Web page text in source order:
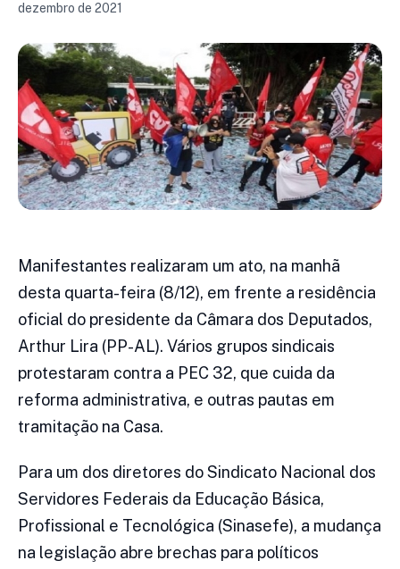
dezembro de 2021
Manifestantes realizaram um ato, na manhã
desta quarta-feira (8/12), em frente a residência
oficial do presidente da Câmara dos Deputados,
Arthur Lira (PP-AL). Vários grupos sindicais
protestaram contra a PEC 32, que cuida da
reforma administrativa, e outras pautas em
tramitação na Casa.
Para um dos diretores do Sindicato Nacional dos
Servidores Federais da Educação Básica,
Profissional e Tecnológica (Sinasefe), a mudança
na legislação abre brechas para políticos